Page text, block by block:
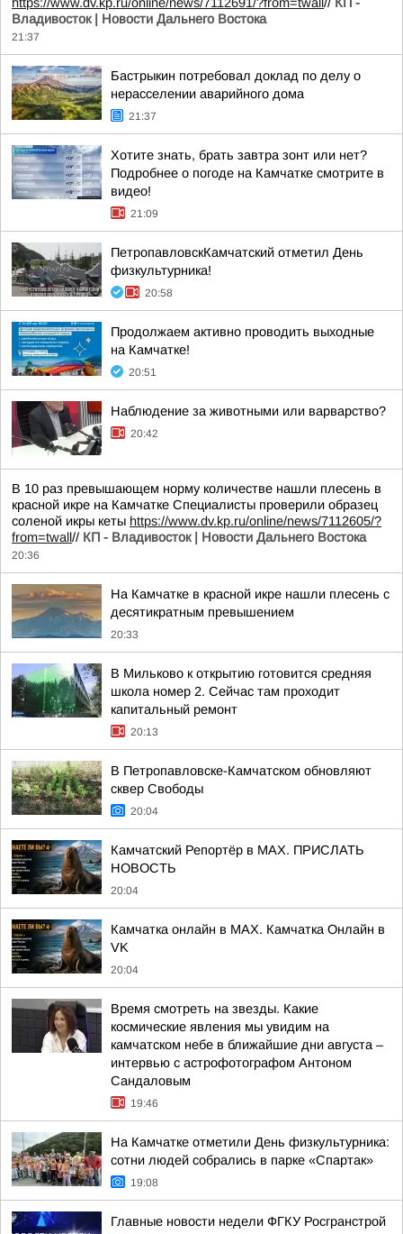
Владивосток | Новости Дальнего Востока
21:37
Бастрыкин потребовал доклад по делу о
нерасселении аварийного дома
21:37
Хотите знать, брать завтра зонт или нет?
Подробнее о погоде на Камчатке смотрите в
видео!
21:09
ПетропавловскКамчатский отметил День
физкультурника!
20:58
Продолжаем активно проводить выходные
на Камчатке!
20:51
Наблюдение за животными или варварство?
20:42
В 10 раз превышающем норму количестве нашли плесень в
красной икре на Камчатке Специалисты проверили образец
соленой икры кеты https://www.dv.kp.ru/online/news/7112605/?
from=twall// КП - Владивосток | Новости Дальнего Востока
20:36
На Камчатке в красной икре нашли плесень с
десятикратным превышением
20:33
В Мильково к открытию готовится средняя
школа номер 2. Сейчас там проходит
капитальный ремонт
20:13
В Петропавловске-Камчатском обновляют
сквер Свободы
20:04
Камчатский Репортёр в MAX. ПРИСЛАТЬ
НОВОСТЬ
20:04
Камчатка онлайн в MAX. Камчатка Онлайн в
VK
20:04
Время смотреть на звезды. Какие
космические явления мы увидим на
камчатском небе в ближайшие дни августа –
интервью с астрофотографом Антоном
Сандаловым
19:46
На Камчатке отметили День физкультурника:
сотни людей собрались в парке «Спартак»
19:08
Главные новости недели ФГКУ Росгранстрой